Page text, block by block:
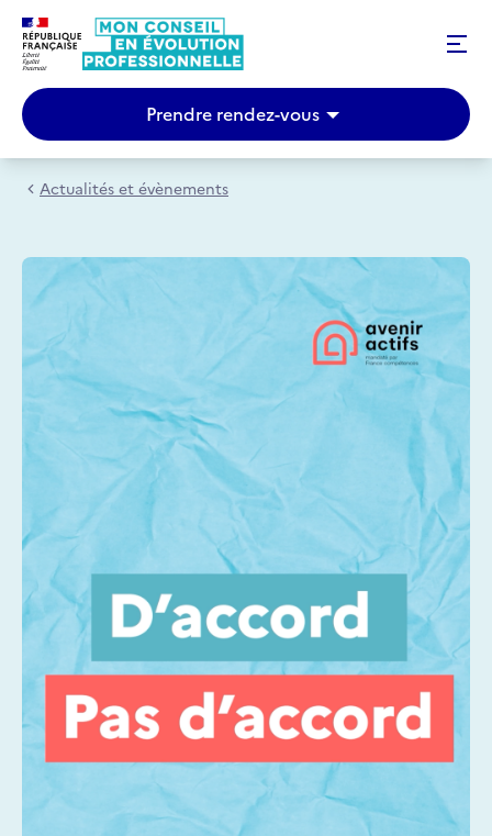
Prendre rendez-vous
Actualités et évènements